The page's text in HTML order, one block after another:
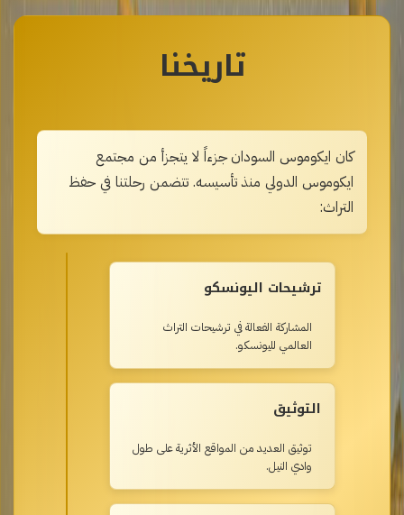
تاريخنا
كان ايكوموس السودان جزءاً لا يتجزأ من مجتمع
ايكوموس الدولي منذ تأسيسه. تتضمن رحلتنا في حفظ
التراث:
ترشيحات اليونسكو
المشاركة الفعالة في ترشيحات التراث
العالمي لليونسكو.
التوثيق
توثيق العديد من المواقع الأثرية على طول
وادي النيل.